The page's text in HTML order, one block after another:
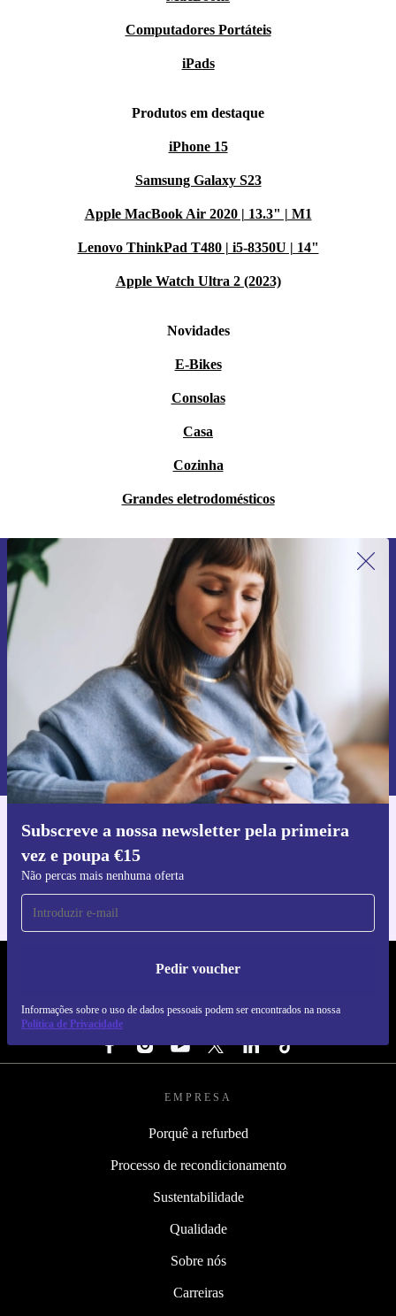
Computadores Portáteis
iPads
Produtos em destaque
iPhone 15
Samsung Galaxy S23
Apple MacBook Air 2020 | 13.3" | M1
Lenovo ThinkPad T480 | i5-8350U | 14"
Apple Watch Ultra 2 (2023)
Novidades
E-Bikes
Consolas
Casa
Cozinha
Grandes eletrodomésticos
Subscreve a nossa newsletter pela primeira
vez e poupa €15
Não percas mais nenhuma oferta
Pedir voucher
Informações sobre o uso de dados pessoais podem ser encontrados na nossa
Política de Privacidade
Subscreve a nossa newsletter pela
primeira vez e poupa 15€!
Não percas mais nenhuma oferta.
Pedir voucher
Informações sobre o uso de dados pessoais podem ser encontrados na
nossa
Política de Privacidade.
Faz o download da app refurbed
Para iOS e Android
REFURBED PORTUGAL - RETHINK NEW.
SEGUE-NOS
EMPRESA
Porquê a refurbed
Processo de recondicionamento
Sustentabilidade
Qualidade
Sobre nós
Carreiras